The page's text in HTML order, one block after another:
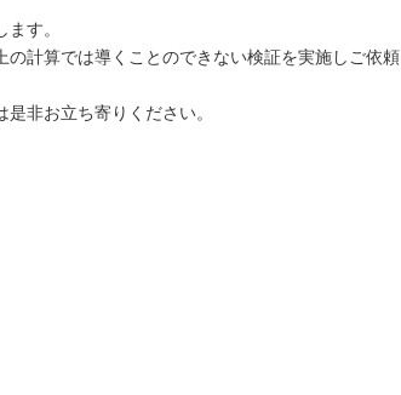
す。
計算では導くことのできない検証を実施しご依頼
非お立ち寄りください。